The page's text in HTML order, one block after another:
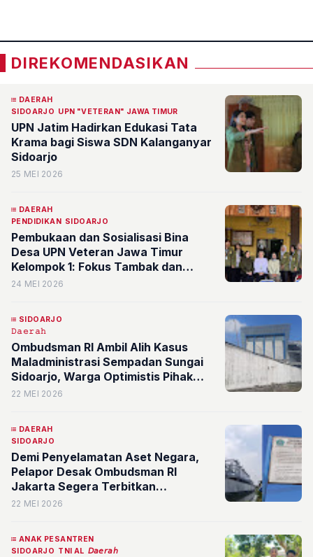
DIREKOMENDASIKAN
DAERAH
SIDOARJO UPN "VETERAN" JAWA TIMUR
UPN Jatim Hadirkan Edukasi Tata
Krama bagi Siswa SDN Kalanganyar
Sidoarjo
25 MEI 2026
DAERAH
PENDIDIKAN SIDOARJO
Pembukaan dan Sosialisasi Bina
Desa UPN Veteran Jawa Timur
Kelompok 1: Fokus Tambak dan
Limbah Rumah Tangga Desa Segoro
24 MEI 2026
SIDOARJO
𝙳𝚊𝚎𝚛𝚊𝚑
Ombudsman RI Ambil Alih Kasus
Maladministrasi Sempadan Sungai
Sidoarjo, Warga Optimistis Pihak
Pusat Berdiri Tegak demi Keadilan
22 MEI 2026
DAERAH
SIDOARJO
Demi Penyelamatan Aset Negara,
Pelapor Desak Ombudsman RI
Jakarta Segera Terbitkan
Rekomendasi Final Kasus Sempadan
22 MEI 2026
ANAK PESANTREN
SIDOARJO TNI AL 𝘋𝘢𝘦𝘳𝘢𝘩